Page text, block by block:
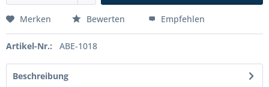
Merken Bewerten Empfehlen
Artikel-Nr.: ABE-1018
Beschreibung